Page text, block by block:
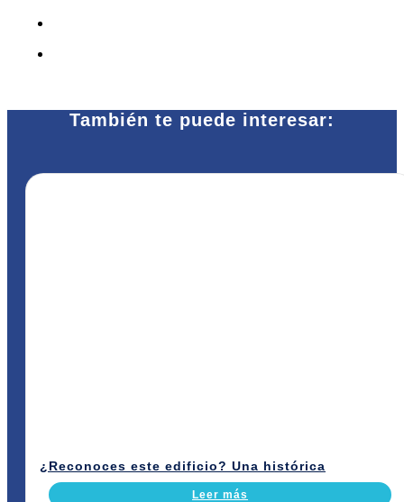
También te puede interesar:
¿Reconoces este edificio? Una histórica
Leer más